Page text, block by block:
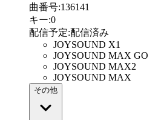
曲番号:136141
キー:0
配信予定:配信済み
JOYSOUND X1
JOYSOUND MAX GO
JOYSOUND MAX2
JOYSOUND MAX
その他